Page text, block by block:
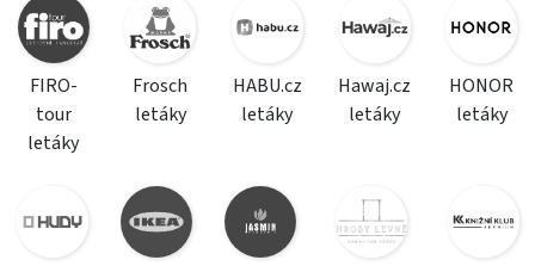
FIRO-
tour
letáky
Frosch
letáky
HABU.cz
letáky
Hawaj.cz
letáky
HONOR
letáky